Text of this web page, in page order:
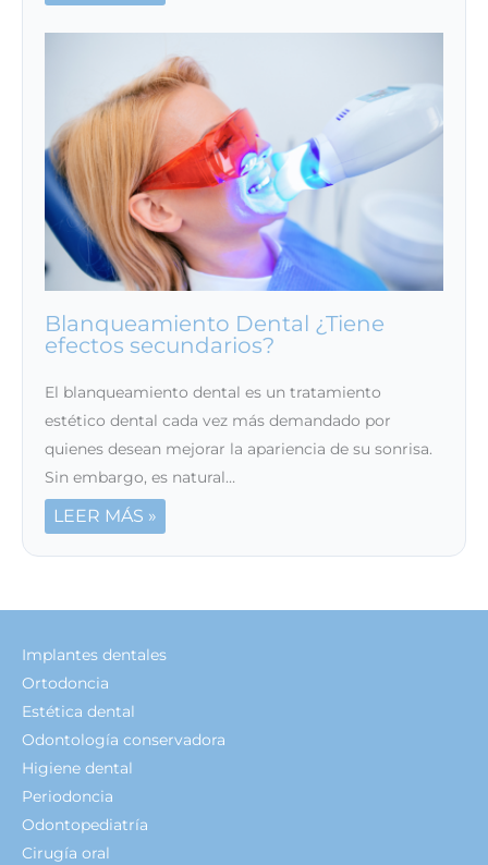
Blanqueamiento Dental ¿Tiene
efectos secundarios?
El blanqueamiento dental es un tratamiento
estético dental cada vez más demandado por
quienes desean mejorar la apariencia de su sonrisa.
Sin embargo, es natural…
LEER MÁS »
Implantes dentales
Ortodoncia
Estética dental
Odontología conservadora
Higiene dental
Periodoncia
Odontopediatría
Cirugía oral